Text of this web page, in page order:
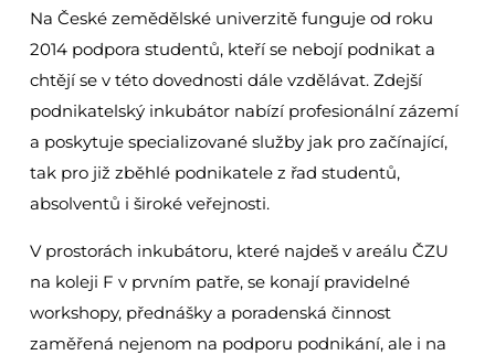
Na České zemědělské univerzitě funguje od roku
2014 podpora studentů, kteří se nebojí podnikat a
chtějí se v této dovednosti dále vzdělávat. Zdejší
podnikatelský inkubátor nabízí profesionální zázemí
a poskytuje specializované služby jak pro začínající,
tak pro již zběhlé podnikatele z řad studentů,
absolventů i široké veřejnosti.
V prostorách inkubátoru, které najdeš v areálu ČZU
na koleji F v prvním patře, se konají pravidelné
workshopy, přednášky a poradenská činnost
zaměřená nejenom na podporu podnikání, ale i na